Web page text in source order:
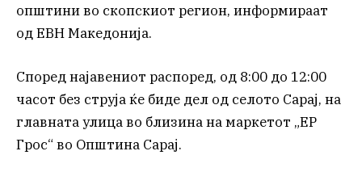
општини во скопскиот регион, информираат
од ЕВН Македонија.
Според најавениот распоред, од 8:00 до 12:00
часот без струја ќе биде дел од селото Сарај, на
главната улица во близина на маркетот „ЕР
Грос“ во Општина Сарај.